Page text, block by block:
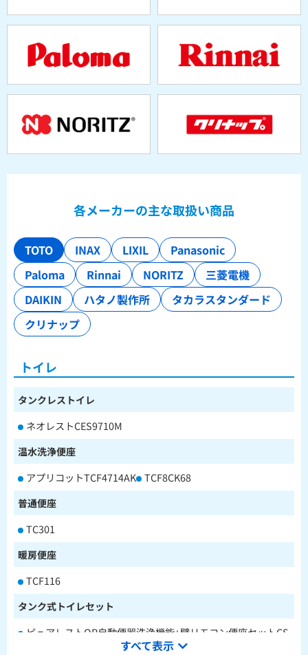
各メーカーの主な取扱い商品
TOTO INAX LIXIL
Panasonic
Paloma
Rinnai NORITZ
三菱電機
DAIKIN
ハタノ製作所
タカラスタンダード
クリナップ
トイレ
タンクレストイレ
ネオレストCES9710M
温水洗浄便座
アプリコットTCF4714AK TCF8CK68
普通便座
TC301
暖房便座
TCF116
タンク式トイレセット
ピュアレストQR自動便器洗浄機能+壁リモコン便座セットCS
232BM+SH233BA+TCF4714AK
すべて表示